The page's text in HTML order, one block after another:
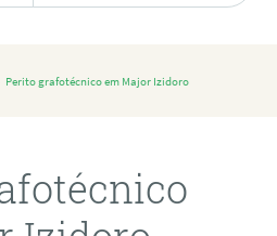
Perito grafotécnico em Major Izidoro